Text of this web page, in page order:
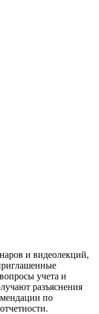
и видеолекций,
учета и
разъяснения
по